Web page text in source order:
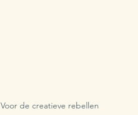
Voor de creatieve rebellen